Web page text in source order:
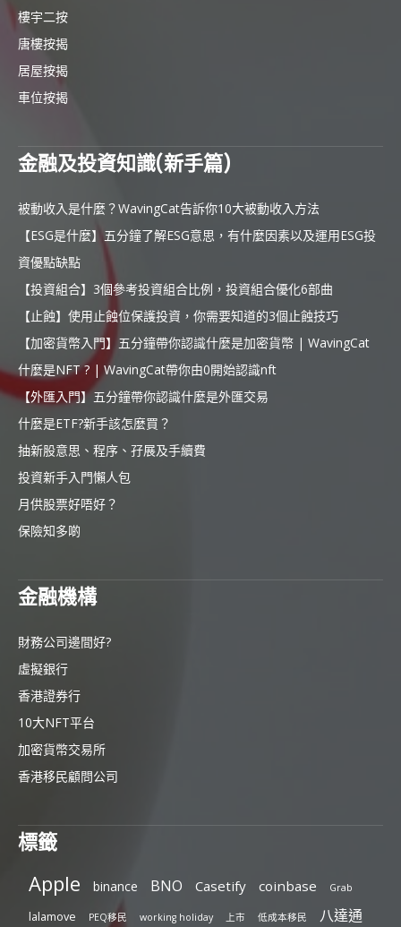
樓宇二按
唐樓按揭
居屋按揭
車位按揭
金融及投資知識(新手篇)
被動收入是什麼？WavingCat告訴你10大被動收入方法
【ESG是什麼】五分鐘了解ESG意思，有什麼因素以及運用ESG投
資優點缺點
【投資組合】3個參考投資組合比例，投資組合優化6部曲
【止蝕】使用止蝕位保護投資，你需要知道的3個止蝕技巧
【加密貨幣入門】五分鐘帶你認識什麼是加密貨幣 | WavingCat
什麼是NFT ? | WavingCat帶你由0開始認識nft
【外匯入門】五分鐘帶你認識什麼是外匯交易
什麼是ETF?新手該怎麼買？
抽新股意思、程序、孖展及手續費
投資新手入門懶人包
月供股票好唔好？
保險知多啲
金融機構
財務公司邊間好?
虛擬銀行
香港證券行
10大NFT平台
加密貨幣交易所
香港移民顧問公司
標籤
Apple binance BNO Casetify coinbase Grab
lalamove PEQ移民 working holiday 上市 低成本移民 八達通